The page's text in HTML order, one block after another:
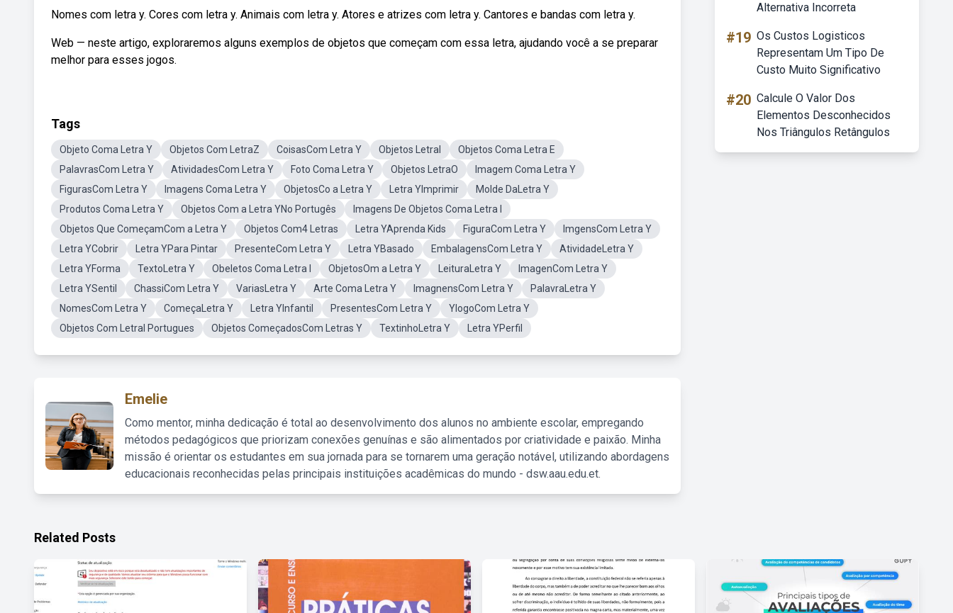
Nomes com letra y. Cores com letra y. Animais com letra y. Atores e atrizes com letra y. Cantores e bandas com letra y.
Web — neste artigo, exploraremos alguns exemplos de objetos que começam com essa letra, ajudando você a se preparar
melhor para esses jogos.
Tags
Objeto Coma Letra Y Objetos Com LetraZ CoisasCom Letra Y Objetos LetraI
Objetos Coma Letra E
PalavrasCom Letra Y
AtividadesCom Letra Y Foto Coma Letra Y Objetos LetraO
Imagem Coma Letra Y
FigurasCom Letra Y
Imagens Coma Letra Y ObjetosCo a Letra Y Letra YImprimir
Molde DaLetra Y
Produtos Coma Letra Y
Objetos Com a Letra YNo Portugês
Imagens De Objetos Coma Letra I
Objetos Que ComeçamCom a Letra Y
Objetos Com4 Letras Letra YAprenda Kids FiguraCom Letra Y
ImgensCom Letra Y
Letra YCobrir
Letra YPara Pintar PresenteCom Letra Y Letra YBasado EmbalagensCom Letra Y
AtividadeLetra Y
Letra YForma
TextoLetra Y Obeletos Coma Letra I ObjetosOm a Letra Y LeituraLetra Y
ImagenCom Letra Y
Letra YSentil
ChassiCom Letra Y VariasLetra Y Arte Coma Letra Y ImagnensCom Letra Y
PalavraLetra Y
NomesCom Letra Y
ComeçaLetra Y Letra YInfantil PresentesCom Letra Y
YlogoCom Letra Y
Objetos Com LetraI Portugues
Objetos ComeçadosCom Letras Y TextinhoLetra Y Letra YPerfil
Emelie
Como mentor, minha dedicação é total ao desenvolvimento dos alunos no ambiente escolar, empregando
métodos pedagógicos que priorizam conexões genuínas e são alimentados por criatividade e paixão. Minha
missão é orientar os estudantes em sua jornada para se tornarem uma geração notável, utilizando abordagens
educacionais reconhecidas pelas principais instituições acadêmicas do mundo - dsw.aau.edu.et.
Alternativa Incorreta
#19 Os Custos Logisticos
Representam Um Tipo De
Custo Muito Significativo
#20 Calcule O Valor Dos
Elementos Desconhecidos
Nos Triângulos Retângulos
Related Posts